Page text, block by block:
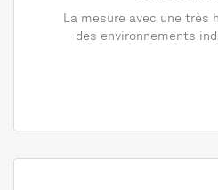
La mesure avec une très
des environnements